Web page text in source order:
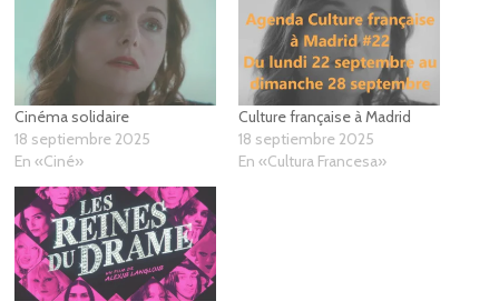
Cinéma solidaire
18 septiembre 2025
En «Ciné»
Culture française à Madrid
18 septiembre 2025
En «Cultura Francesa»